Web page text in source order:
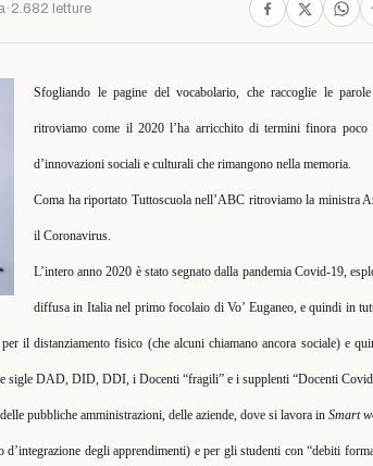
· 2.682 letture
Sfogliando le pagine del vocabolario, che raccoglie le
ritroviamo come il 2020 l’ha arricchito di termini finora
d’innovazioni sociali e culturali che rimangono nella memoria.
Coma ha riportato Tuttoscuola nell’ABC ritroviamo la ministra
il Coronavirus.
L’intero anno 2020 è stato segnato dalla pandemia Covid-19,
diffusa in Italia nel primo focolaio di Vo’ Euganeo, e quindi in
il distanziamento fisico (che alcuni chiamano ancora sociale) e
sigle DAD, DID, DDI, i Docenti “fragili” e i supplenti “Docenti
pubbliche amministrazioni, delle aziende, dove si lavora in Smart
degli apprendimenti) e per gli studenti con “debiti